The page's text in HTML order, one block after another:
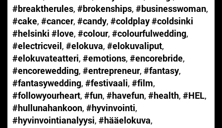
#breaktherules, #brokenships, #businesswoman,
#cake, #cancer, #candy, #coldplay #coldsinki
#helsinki #love, #colour, #colourfulwedding,
#electricveil, #elokuva, #elokuvaliput,
#elokuvateatteri, #emotions, #encorebride,
#encorewedding, #entrepreneur, #fantasy,
#fantasywedding, #festivaali, #film,
#followyourheart, #fun, #havefun, #health, #HEL,
#hullunahankoon, #hyvinvointi,
#hyvinvointianalyysi, #hääelokuva,